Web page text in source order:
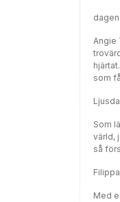
Angie
som
Som
värld,
så
Med